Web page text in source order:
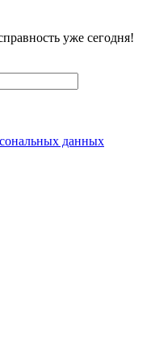
уже сегодня!
данных